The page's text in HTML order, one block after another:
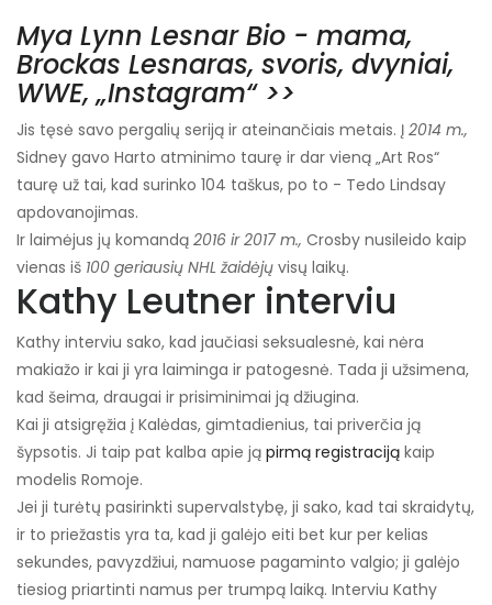
Mya Lynn Lesnar Bio - mama,
Brockas Lesnaras, svoris, dvyniai,
WWE, „Instagram“ >>
Jis tęsė savo pergalių seriją ir ateinančiais metais. Į 2014 m.,
Sidney gavo Harto atminimo taurę ir dar vieną „Art Ros“
taurę už tai, kad surinko 104 taškus, po to - Tedo Lindsay
apdovanojimas.
Ir laimėjus jų komandą 2016 ir 2017 m., Crosby nusileido kaip
vienas iš 100 geriausių NHL žaidėjų visų laikų.
Kathy Leutner interviu
Kathy interviu sako, kad jaučiasi seksualesnė, kai nėra
makiažo ir kai ji yra laiminga ir patogesnė. Tada ji užsimena,
kad šeima, draugai ir prisiminimai ją džiugina.
Kai ji atsigręžia į Kalėdas, gimtadienius, tai priverčia ją
šypsotis. Ji taip pat kalba apie ją pirmą registraciją kaip
modelis Romoje.
Jei ji turėtų pasirinkti supervalstybę, ji sako, kad tai skraidytų,
ir to priežastis yra ta, kad ji galėjo eiti bet kur per kelias
sekundes, pavyzdžiui, namuose pagaminto valgio; ji galėjo
tiesiog priartinti namus per trumpą laiką. Interviu Kathy